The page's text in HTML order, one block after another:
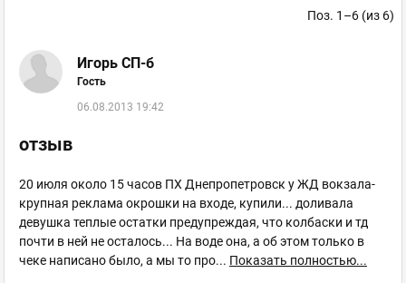
Поз. 1–6 (из 6)
Игорь СП-б
Гость
06.08.2013 19:42
отзыв
20 июля около 15 часов ПХ Днепропетровск у ЖД вокзала-
крупная реклама окрошки на входе, купили... доливала
девушка теплые остатки предупреждая, что колбаски и тд
почти в ней не осталось... На воде она, а об этом только в
чеке написано было, а мы то про... Показать полностью...